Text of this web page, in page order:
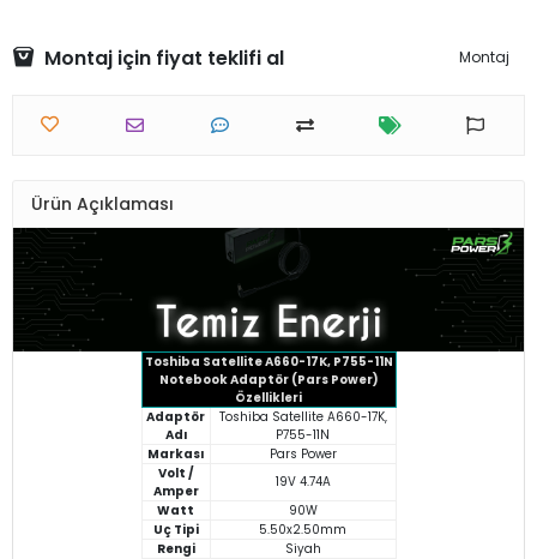
Montaj için fiyat teklifi al Montaj
Ürün Açıklaması
Toshiba Satellite A660-17K, P755-11N
Notebook Adaptör (Pars Power)
Özellikleri
Adaptör
Adı
Toshiba Satellite A660-17K,
P755-11N
Markası
Pars Power
Volt /
Amper
19V 4.74A
Watt
90W
Uç Tipi
5.50x2.50mm
Rengi
Siyah